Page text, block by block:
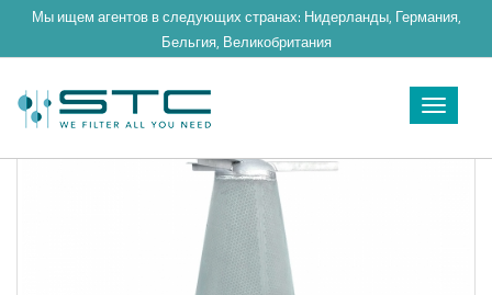
Мы ищем агентов в следующих странах: Нидерланды, Германия,
Бельгия, Великобритания
Toggle